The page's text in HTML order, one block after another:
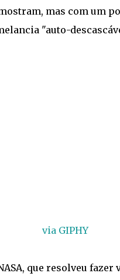
mas com um
"auto-
via GIPHY
que resolveu